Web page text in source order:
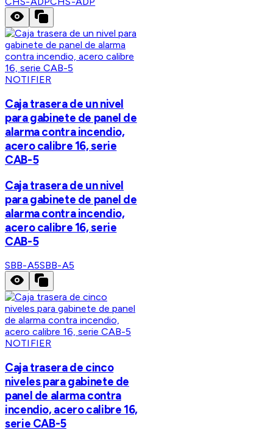
NOTIFIER
Caja trasera de un nivel
para gabinete de panel de
alarma contra incendio,
acero calibre 16, serie
CAB-5
Caja trasera de un nivel
para gabinete de panel de
alarma contra incendio,
acero calibre 16, serie
CAB-5
SBB-A5SBB-A5
NOTIFIER
Caja trasera de cinco
niveles para gabinete de
panel de alarma contra
incendio, acero calibre 16,
serie CAB-5